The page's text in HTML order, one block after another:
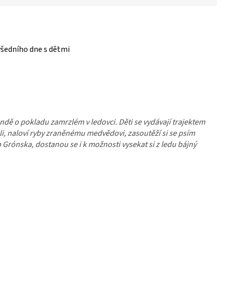
dne s dětmi
o pokladu zamrzlém v ledovci. Děti se vydávají trajektem
ryby zraněnému medvědovi, zasoutěží si se psím
dostanou se i k možnosti vysekat si z ledu bájný